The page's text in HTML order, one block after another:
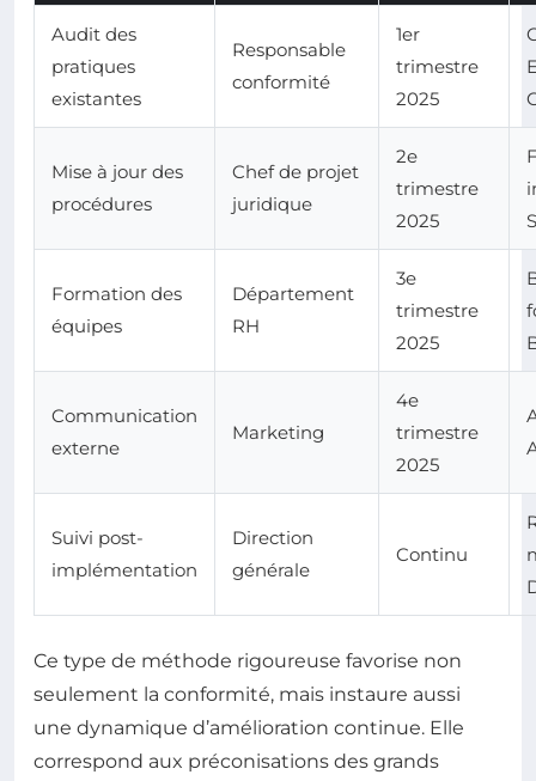
Audit des
pratiques
existantes
Responsable
conformité
1er
trimestre
2025
Mise à jour des
procédures
Chef de projet
juridique
2e
trimestre
2025
Formation des
équipes
Département
RH
3e
trimestre
2025
Communication
externe
Marketing
4e
trimestre
2025
Suivi post-
implémentation
Direction
générale
Continu
Ce type de méthode rigoureuse favorise non
seulement la conformité, mais instaure aussi
une dynamique d’amélioration continue. Elle
correspond aux préconisations des grands